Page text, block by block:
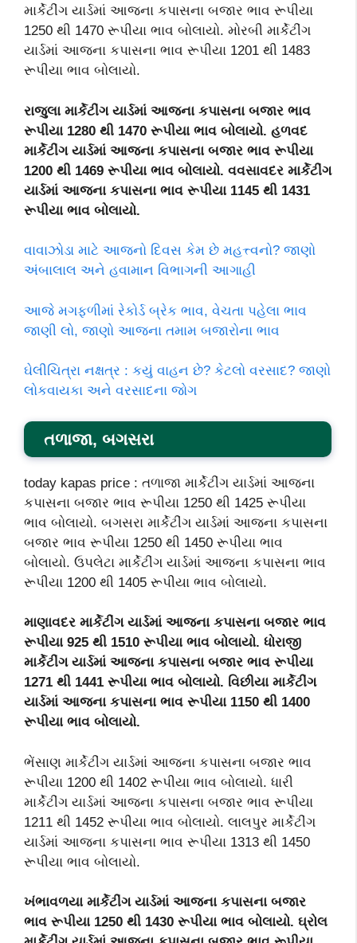
માર્કેટીંગ યાર્ડમાં આજના કપાસના બજાર ભાવ રૂપીયા
1250 થી 1470 રૂપીયા ભાવ બોલાયો. મોરબી માર્કેટીંગ
યાર્ડમાં આજના કપાસના ભાવ રૂપીયા 1201 થી 1483
રૂપીયા ભાવ બોલાયો.
રાજુલા માર્કેટીંગ યાર્ડમાં આજના કપાસના બજાર ભાવ
રૂપીયા 1280 થી 1470 રૂપીયા ભાવ બોલાયો. હળવદ
માર્કેટીંગ યાર્ડમાં આજના કપાસના બજાર ભાવ રૂપીયા
1200 થી 1469 રૂપીયા ભાવ બોલાયો. વવસાવદર માર્કેટીંગ
યાર્ડમાં આજના કપાસના ભાવ રૂપીયા 1145 થી 1431
રૂપીયા ભાવ બોલાયો.
વાવાઝોડા માટે આજનો દિવસ કેમ છે મહત્ત્વનો? જાણો
અંબાલાલ અને હવામાન વિભાગની આગાહી
આજે મગફળીમાં રેકોર્ડ બ્રેક ભાવ, વેચતા પહેલા ભાવ
જાણી લો, જાણો આજના તમામ બજારોના ભાવ
ઘેલીચિત્રા નક્ષત્ર : કયું વાહન છે? કેટલો વરસાદ? જાણો
લોકવાયકા અને વરસાદના જોગ
તળાજા, બગસરા
today kapas price : તળાજા માર્કેટીંગ યાર્ડમાં આજના
કપાસના બજાર ભાવ રૂપીયા 1250 થી 1425 રૂપીયા
ભાવ બોલાયો. બગસરા માર્કેટીંગ યાર્ડમાં આજના કપાસના
બજાર ભાવ રૂપીયા 1250 થી 1450 રૂપીયા ભાવ
બોલાયો. ઉપલેટા માર્કેટીંગ યાર્ડમાં આજના કપાસના ભાવ
રૂપીયા 1200 થી 1405 રૂપીયા ભાવ બોલાયો.
માણાવદર માર્કેટીંગ યાર્ડમાં આજના કપાસના બજાર ભાવ
રૂપીયા 925 થી 1510 રૂપીયા ભાવ બોલાયો. ધોરાજી
માર્કેટીંગ યાર્ડમાં આજના કપાસના બજાર ભાવ રૂપીયા
1271 થી 1441 રૂપીયા ભાવ બોલાયો. વિછીયા માર્કેટીંગ
યાર્ડમાં આજના કપાસના ભાવ રૂપીયા 1150 થી 1400
રૂપીયા ભાવ બોલાયો.
ભેંસાણ માર્કેટીંગ યાર્ડમાં આજના કપાસના બજાર ભાવ
રૂપીયા 1200 થી 1402 રૂપીયા ભાવ બોલાયો. ધારી
માર્કેટીંગ યાર્ડમાં આજના કપાસના બજાર ભાવ રૂપીયા
1211 થી 1452 રૂપીયા ભાવ બોલાયો. લાલપુર માર્કેટીંગ
યાર્ડમાં આજના કપાસના ભાવ રૂપીયા 1313 થી 1450
રૂપીયા ભાવ બોલાયો.
ખંભાવળયા માર્કેટીંગ યાર્ડમાં આજના કપાસના બજાર
ભાવ રૂપીયા 1250 થી 1430 રૂપીયા ભાવ બોલાયો. ઘ્રોલ